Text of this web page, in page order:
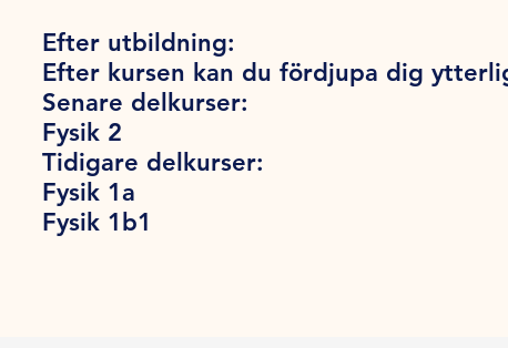
Efter utbildning:
Efter kursen kan du fördjupa dig
Senare delkurser:
Fysik 2
Tidigare delkurser:
Fysik 1a
Fysik 1b1